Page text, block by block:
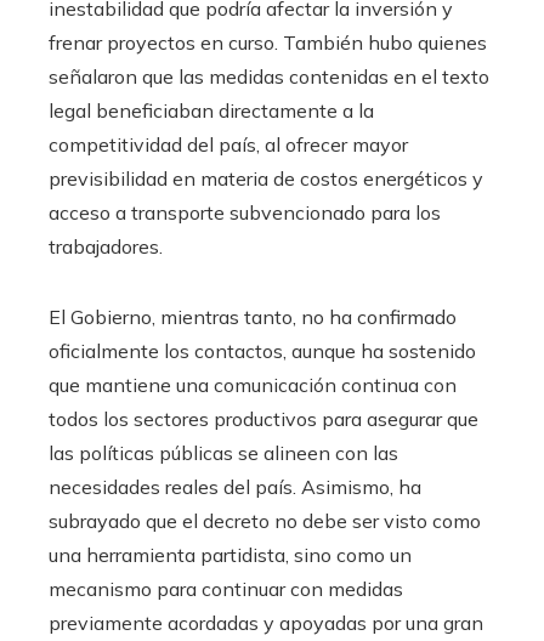
inestabilidad que podría afectar la inversión y
frenar proyectos en curso. También hubo quienes
señalaron que las medidas contenidas en el texto
legal beneficiaban directamente a la
competitividad del país, al ofrecer mayor
previsibilidad en materia de costos energéticos y
acceso a transporte subvencionado para los
trabajadores.
El Gobierno, mientras tanto, no ha confirmado
oficialmente los contactos, aunque ha sostenido
que mantiene una comunicación continua con
todos los sectores productivos para asegurar que
las políticas públicas se alineen con las
necesidades reales del país. Asimismo, ha
subrayado que el decreto no debe ser visto como
una herramienta partidista, sino como un
mecanismo para continuar con medidas
previamente acordadas y apoyadas por una gran